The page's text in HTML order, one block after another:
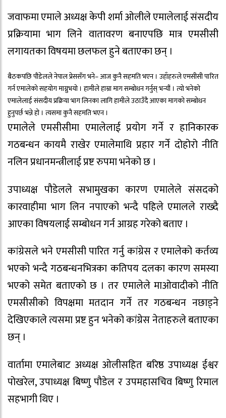
जवाफमा एमाले अध्यक्ष केपी शर्मा ओलीले एमालेलाई संसदीय
प्रक्रियामा भाग लिने वातावरण बनाएपछि मात्र एमसीसी
लगायतका विषयमा छलफल हुने बताएका छन् ।
बैठकपछि पौडेलले नेपाल प्रेससँग भने– आज कुनै सहमति भएन । उहाँहरुले एमसीसी पारित
गर्न एमालेको सहयोग माग्नुभयो । हामीले हाम्रा माग सम्बोधन गर्नुस् भन्यौं । त्यो भनेको
एमालेलाई संसदीय प्रक्रिया भाग लिनका लागि हामीले उठाउँदै आएका मागको सम्बोधन
हुनुपर्छ भन्ने हो । त्यसमा कुनै सहमति भएन ।
एमालेले एमसीसीमा एमालेलाई प्रयोग गर्ने र हानिकारक
गठबन्धन कायमै राखेर एमालेमाथि प्रहार गर्ने दोहोरो नीति
नलिन प्रधानमन्त्रीलाई प्रष्ट रुपमा भनेको छ ।
उपाध्यक्ष पौडेलले सभामुखका कारण एमालेले संसदको
कारवाहीमा भाग लिन नपाएको भन्दै पहिले एमालले राख्दै
आएका विषयलाई सम्बोधन गर्न आग्रह गरेको बताए ।
कांग्रेसले भने एमसीसी पारित गर्नु कांग्रेस र एमालेको कर्तव्य
भएको भन्दै गठबन्धनभित्रका कतिपय दलका कारण समस्या
भएको समेत बताएको छ । तर एमालेले माओवादीको नीति
एमसीसीको विपक्षमा मतदान गर्ने तर गठबन्धन नछाड्ने
देखिएकाले त्यसमा प्रष्ट हुन भनेको कांग्रेस नेताहरुले बताएका
छन् ।
वार्तामा एमालेबाट अध्यक्ष ओलीसहित बरिष्ठ उपाध्यक्ष ईश्वर
पोखरेल, उपाध्यक्ष बिष्णु पौडेल र उपमहासचिव बिष्णु रिमाल
सहभागी थिए ।